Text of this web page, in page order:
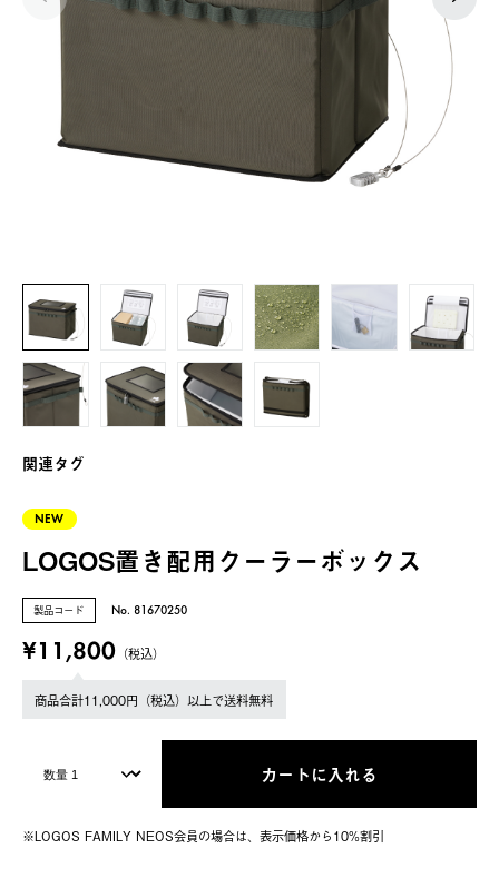
関連タグ
NEW
LOGOS置き配用クーラーボックス
製品コード No. 81670250
¥11,800 （税込）
商品合計11,000円（税込）以上で送料無料
カートに入れる
※LOGOS FAMILY NEOS会員の場合は、表⽰価格から10%割引